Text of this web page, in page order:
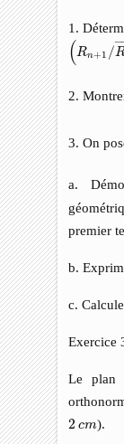
1.
(Rn+1 /¯¯¯
(R R
2.
3. On
a.
premier
b.
c.
Exercice
Le plan
2 cm
2 ).